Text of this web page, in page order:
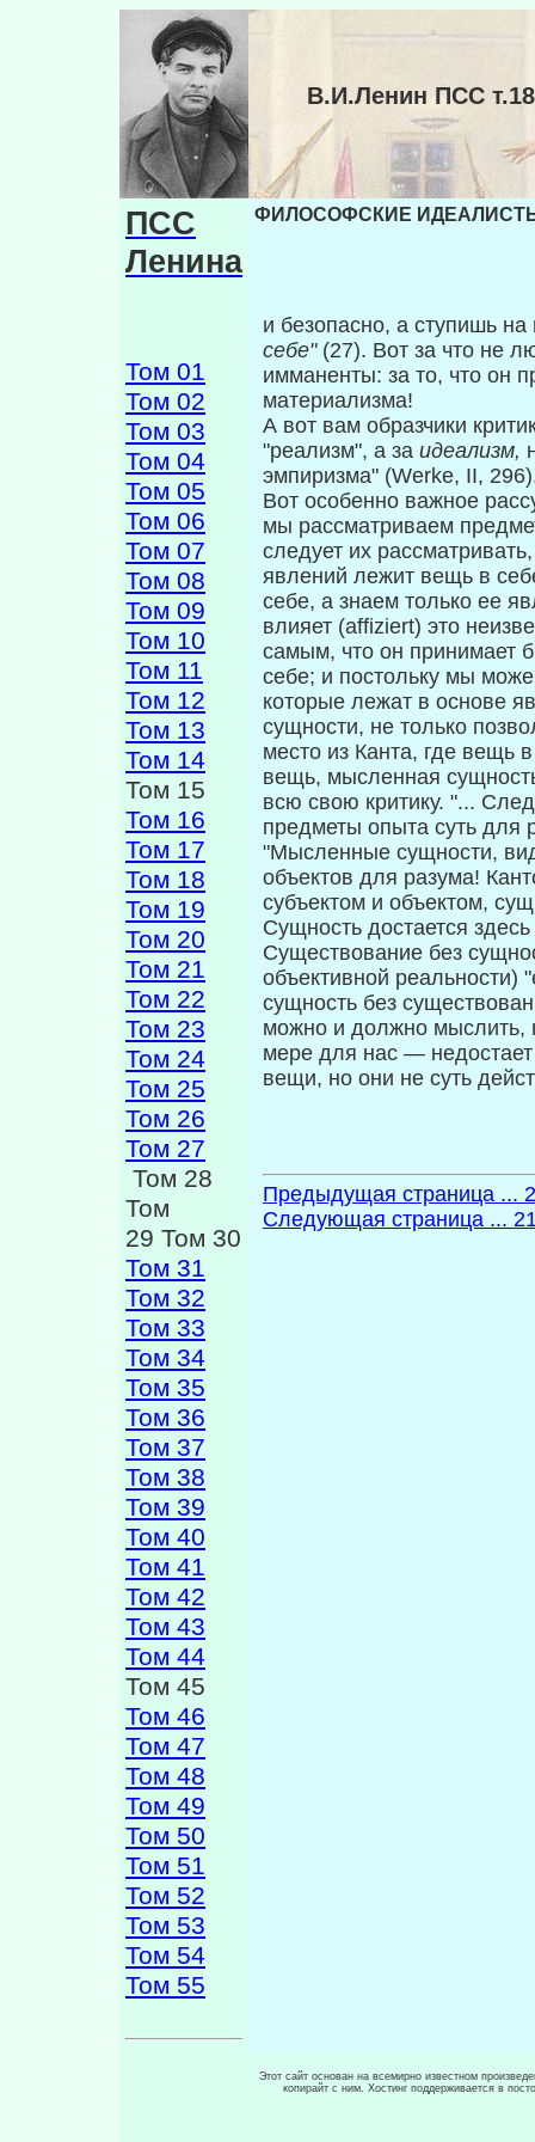
В.И.Ленин ПСС
ПСС
Ленина
Том 01
Том 02
Том 03
Том 04
Том 05
Том 06
Том 07
Том 08
Том 09
Том 10
Том 11
Том 12
Том 13
Том 14
Том 15
Том 16
Том 17
Том 18
Том 19
Том 20
Том 21
Том 22
Том 23
Том 24
Том 25
Том 26
Том 27
Том 28
Том
29 Том 30
Том 31
Том 32
Том 33
Том 34
Том 35
Том 36
Том 37
Том 38
Том 39
Том 40
Том 41
Том 42
Том 43
Том 44
Том 45
Том 46
Том 47
Том 48
Том 49
Том 50
Том 51
Том 52
Том 53
Том 54
Том 55
ФИЛОСОФСКИЕ ИДЕАЛИСТЫ
и безопасно, а ступишь
себе" (27). Вот за что не
имманенты: за то, что он
материализма!
А вот вам образчики
"реа­лизм", а за идеализм,
эмпиризма" (Werke, II,
Вот особенно важное
мы рассматриваем
следует их
явлений лежит вещь в
себе, а знаем только ее
влияет (affiziert) это
самым, что он принимает
себе; и постольку мы
которые лежат в основе
сущности, не только
место из Канта, где вещь
вещь, мысленная
всю свою критику. "...
предметы опыта суть для
"Мысленные сущности,
объектов для разума!
субъектом и объектом,
Сущность достается
Существование без
объективной реальности)
сущность без
можно и долж­но мыслить,
мере для нас —
вещи, но они не суть
Предыдущая страница ...
Следующая страница ...
Этот сайт основан на всемирно известном
копирайт с ним. Хостинг поддерживается в